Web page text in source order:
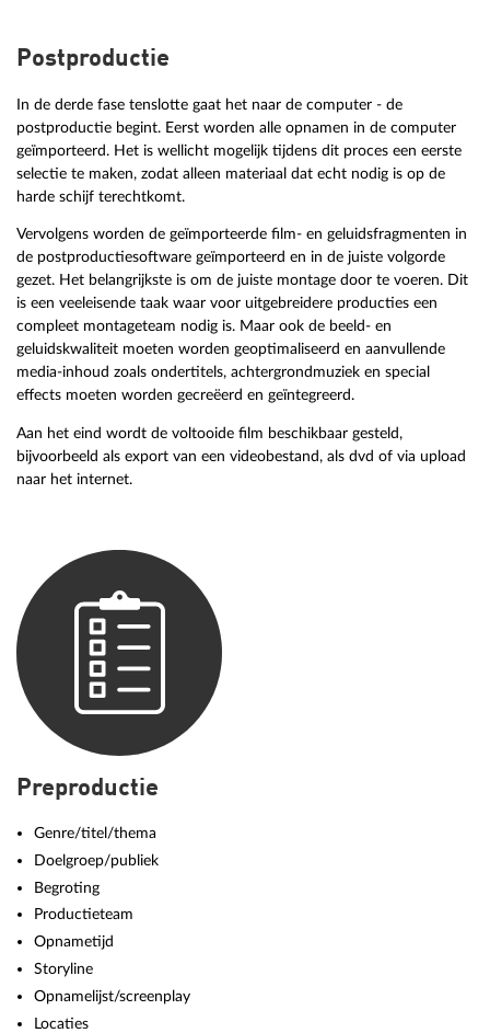
Postproductie
In de derde fase tenslotte gaat het naar de computer - de
postproductie begint. Eerst worden alle opnamen in de computer
geïmporteerd. Het is wellicht mogelijk tijdens dit proces een eerste
selectie te maken, zodat alleen materiaal dat echt nodig is op de
harde schijf terechtkomt.
Vervolgens worden de geïmporteerde film- en geluidsfragmenten in
de postproductiesoftware geïmporteerd en in de juiste volgorde
gezet. Het belangrijkste is om de juiste montage door te voeren. Dit
is een veeleisende taak waar voor uitgebreidere producties een
compleet montageteam nodig is. Maar ook de beeld- en
geluidskwaliteit moeten worden geoptimaliseerd en aanvullende
media-inhoud zoals ondertitels, achtergrondmuziek en special
effects moeten worden gecreëerd en geïntegreerd.
Aan het eind wordt de voltooide film beschikbaar gesteld,
bijvoorbeeld als export van een videobestand, als dvd of via upload
naar het internet.
Preproductie
Genre/titel/thema
Doelgroep/publiek
Begroting
Productieteam
Opnametijd
Storyline
Opnamelijst/screenplay
Locaties